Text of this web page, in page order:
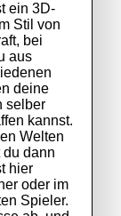
ein 3D-
Stil von
bei
aus
deine
selber
kannst.
Welten
du dann
hier
oder im
Spieler.